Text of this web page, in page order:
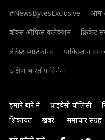
#NewsBytesExclusive
आम
बॉक्स ऑफिस कलेक्शन
क्रिकेट
लेटेस्ट स्मार्टफोन्स
पाकिस्तान
दक्षिण भारतीय सिनेमा
हमारे बारे में प्राइवेसी पॉलिसी
शिकायत
खबरें समाचार संग्रह